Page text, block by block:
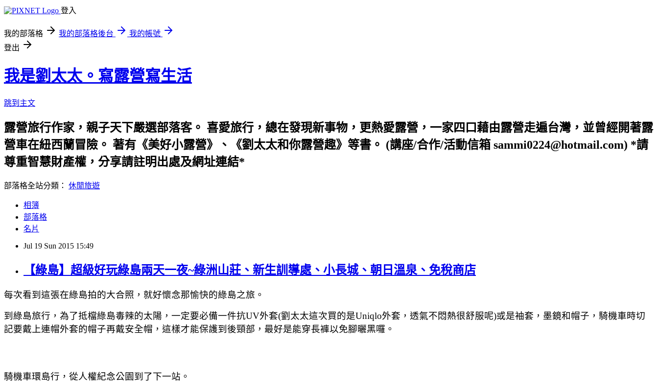
登入
我的部落格 我的部落格後台
我的帳號
登出
我是劉太太。寫露營寫生活
跳到主文
露營旅行作家，親子天下嚴選部落客。 喜愛旅行，總在發現新事物，更熱愛露營，一家四口藉由露營走遍台灣，並曾經開著露
營車在紐西蘭冒險。 著有《美好小露營》、《劉太太和你露營趣》等書。 (講座/合作/活動信箱 sammi0224@hotmail.com) *請
尊重智慧財產權，分享請註明出處及網址連結*
部落格全站分類： 休閒旅遊
相簿
部落格
名片
Jul 19 Sun 2015 15:49
【綠島】超級好玩綠島兩天一夜~綠洲山莊、新生訓導處、小長城、朝日溫泉、免稅商店
每次看到這張在綠島拍的大合照，就好懷念那愉快的綠島之旅。
到綠島旅行，為了抵檔綠島毒辣的太陽，一定要必備一件抗UV外套(劉太太這次買的是Uniqlo外套，透氣不悶熱很舒服呢)或是袖套，墨鏡和帽子，騎機車時切
記要戴上連帽外套的帽子再戴安全帽，這樣才能保護到後頸部，最好是能穿長褲以免腳曬黑囉。
騎機車環島行，從人權紀念公園到了下一站。